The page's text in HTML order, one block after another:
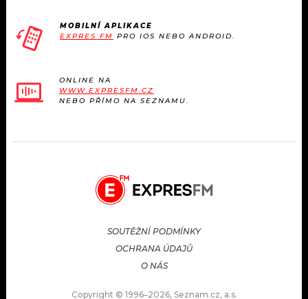
MOBILNÍ APLIKACE
EXPRES FM PRO IOS NEBO ANDROID.
ONLINE NA
WWW.EXPRESFM.CZ
NEBO PŘÍMO NA SEZNAMU.
SOUTĚŽNÍ PODMÍNKY
OCHRANA ÚDAJŮ
O NÁS
Copyright © 1996–2026, Seznam.cz, a.s.